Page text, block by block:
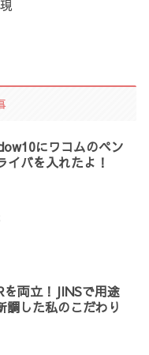
にワコムのペン
バを入れたよ！
を両立！JINSで用途
調した私のこだわり